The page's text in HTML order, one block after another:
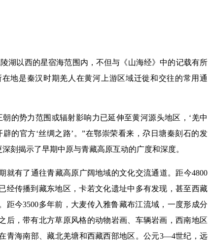
以西的星宿海范围内，不但与《山海经》中的记载有所
地是秦汉时期羌人在黄河上游区域迁徙和交往的常用通
势力范围或辐射影响力已延伸至黄河源头地区，‘羌中
的官方‘丝绸之路’。”在鄂崇荣看来，尕日塘秦刻石的发
刻揭示了早期中原与青藏高原互动的广度和深度。
有了通往青藏高原广阔地域的文化交流通道。距今4800
经传播到藏东地区，卡若文化遗址中多有发现，甚至西藏
距今3500多年前，大麦传入雅鲁藏布江流域，一度形成分
后，带有北方草原风格的动物岩画、车辆岩画，西南地区
青海南部、藏北羌塘和西藏西部地区。公元3—4世纪，远